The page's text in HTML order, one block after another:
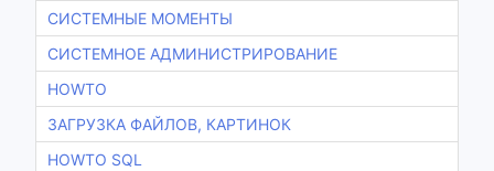
СИСТЕМНЫЕ МОМЕНТЫ
СИСТЕМНОЕ АДМИНИСТРИРОВАНИЕ
HOWTO
ЗАГРУЗКА ФАЙЛОВ, КАРТИНОК
HOWTO SQL